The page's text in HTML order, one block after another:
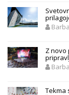
Z novo
Tekma